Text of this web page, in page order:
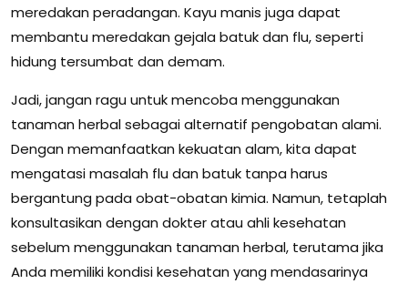
meredakan peradangan. Kayu manis juga dapat
membantu meredakan gejala batuk dan flu, seperti
hidung tersumbat dan demam.
Jadi, jangan ragu untuk mencoba menggunakan
tanaman herbal sebagai alternatif pengobatan alami.
Dengan memanfaatkan kekuatan alam, kita dapat
mengatasi masalah flu dan batuk tanpa harus
bergantung pada obat-obatan kimia. Namun, tetaplah
konsultasikan dengan dokter atau ahli kesehatan
sebelum menggunakan tanaman herbal, terutama jika
Anda memiliki kondisi kesehatan yang mendasarinya